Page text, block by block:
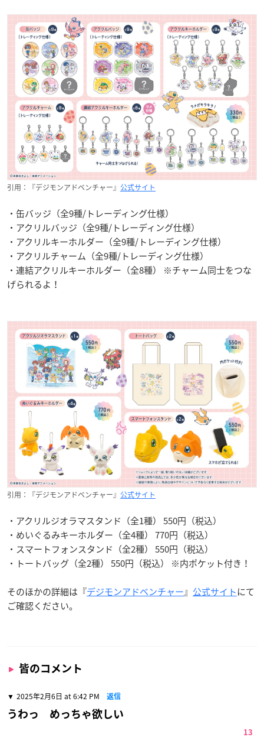
引用：『デジモンアドベンチャー』 公式サイト
・缶バッジ（全9種/トレーディング仕様）
・アクリルバッジ（全9種/トレーディング仕様）
・アクリルキーホルダー（全9種/トレーディング仕様）
・アクリルチャーム（全9種/トレーディング仕様）
・連結アクリルキーホルダー（全8種） ※チャーム同士をつな
げられるよ！
引用：『デジモンアドベンチャー』 公式サイト
・アクリルジオラマスタンド（全1種） 550円（税込）
・めいぐるみキーホルダー（全4種） 770円（税込）
・スマートフォンスタンド（全2種） 550円（税込）
・トートバッグ（全2種） 550円（税込） ※内ポケット付き！
そのほかの詳細は『デジモンアドベンチャー』 公式サイトにて
ご確認ください。
皆のコメント
2025年2月6日 at 6:42 PM 返信
うわっ めっちゃ欲しい
13